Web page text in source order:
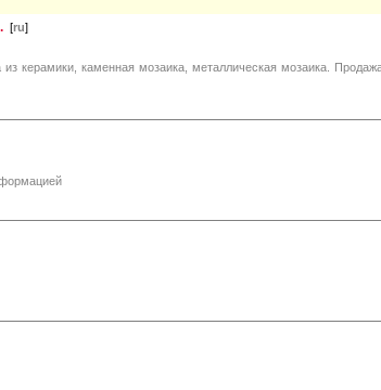
[ru]
керамики, каменная мозаика, металлическая мозаика.